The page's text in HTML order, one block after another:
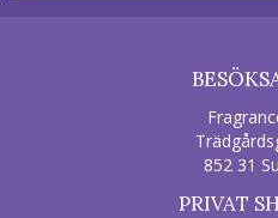
852 31
PRIVAT